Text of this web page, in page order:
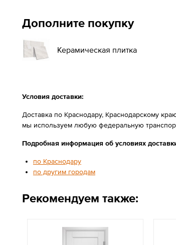
Дополните покупку
Керамическая плитка
Условия доставки:
Доставка по Краснодару, Краснодарскому
мы используем любую федеральную
Подробная информация об условиях
по Краснодару
по другим городам
Рекомендуем также: